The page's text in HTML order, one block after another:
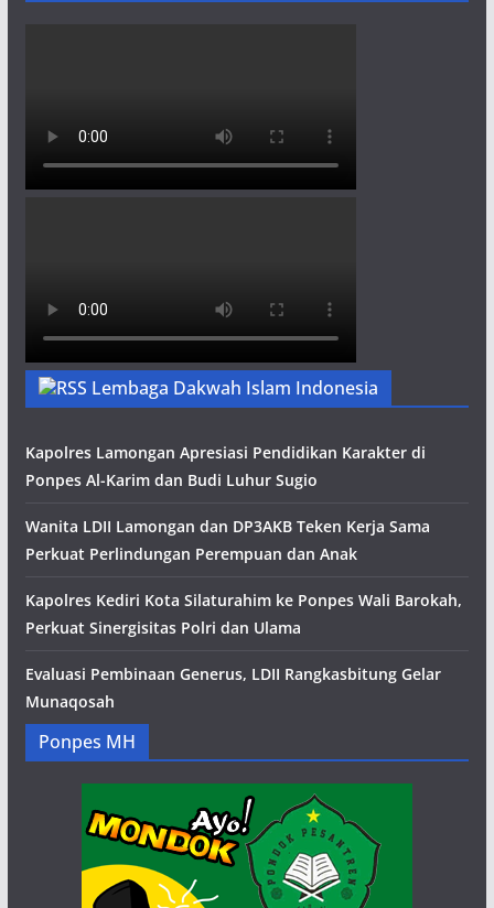
Lembaga Dakwah Islam Indonesia
Kapolres Lamongan Apresiasi Pendidikan Karakter di
Ponpes Al-Karim dan Budi Luhur Sugio
Wanita LDII Lamongan dan DP3AKB Teken Kerja Sama
Perkuat Perlindungan Perempuan dan Anak
Kapolres Kediri Kota Silaturahim ke Ponpes Wali Barokah,
Perkuat Sinergisitas Polri dan Ulama
Evaluasi Pembinaan Generus, LDII Rangkasbitung Gelar
Munaqosah
Ponpes MH